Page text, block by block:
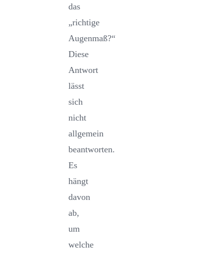
das
„richtige
Augenmaß?“
Diese
Antwort
lässt
sich
nicht
allgemein
beantworten.
Es
hängt
davon
ab,
um
welche